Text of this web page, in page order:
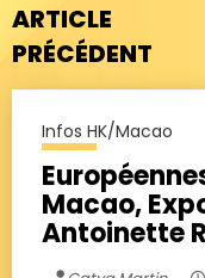
ARTICLE
PRÉCÉDENT
Infos HK/Macao
Macao,
Antoinette